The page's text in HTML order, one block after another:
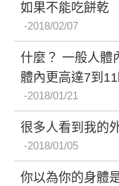
如果不能吃餅乾
2018/02/07
什麼？ 一般人體
體內更高達7到
2018/01/21
很多人看到我的
2018/01/05
你以為你的身體